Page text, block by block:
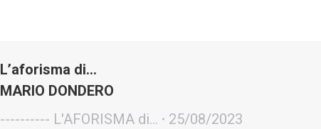
L’aforisma di…
MARIO DONDERO
---------- L'AFORISMA di...
25/08/2023